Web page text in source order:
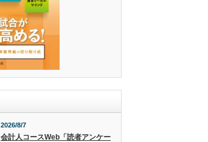
2026/8/7
会計人コースWeb「読者アンケー